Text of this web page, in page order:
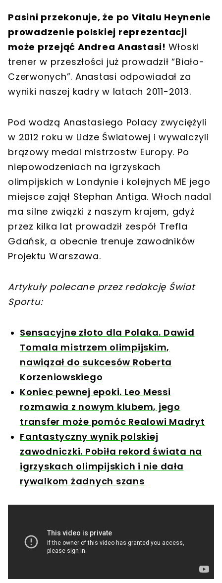
Pasini przekonuje, że po Vitalu Heynenie
prowadzenie polskiej reprezentacji
może przejąć Andrea Anastasi! Włoski
trener w przeszłości już prowadził “Biało-
Czerwonych”. Anastasi odpowiadał za
wyniki naszej kadry w latach 2011-2013.
Pod wodzą Anastasiego Polacy zwyciężyli
w 2012 roku w Lidze Światowej i wywalczyli
brązowy medal mistrzostw Europy. Po
niepowodzeniach na igrzyskach
olimpijskich w Londynie i kolejnych ME jego
miejsce zajął Stephan Antiga. Włoch nadal
ma silne związki z naszym krajem, gdyż
przez kilka lat prowadził zespół Trefla
Gdańsk, a obecnie trenuje zawodników
Projektu Warszawa.
Artykuły polecane przez redakcję Świat
Sportu:
Sensacyjne złoto dla Polaka. Dawid
Tomala mistrzem olimpijskim,
nawiązał do sukcesów Roberta
Korzeniowskiego
Koniec pewnej epoki. Leo Messi
rozmawia z nowym klubem, jego
transfer może pomóc Realowi Madryt
Fantastyczny wynik polskiej
zawodniczki. Pobiła rekord świata na
igrzyskach olimpijskich i nie dała
rywalkom żadnych szans